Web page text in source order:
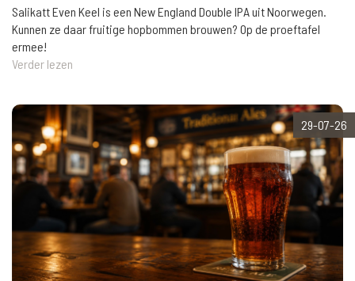
Salikatt Even Keel is een New England Double IPA uit Noorwegen.
Kunnen ze daar fruitige hopbommen brouwen? Op de proeftafel
ermee!
Verder lezen
29-07-26